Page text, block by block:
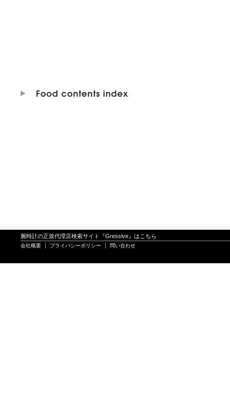
腕時計の正規代理店検索サイト『Gressive』はこちら
会社概要 プライバシーポリシー 問い合わせ